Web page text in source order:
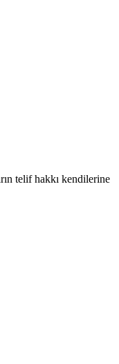
telif hakkı kendilerine